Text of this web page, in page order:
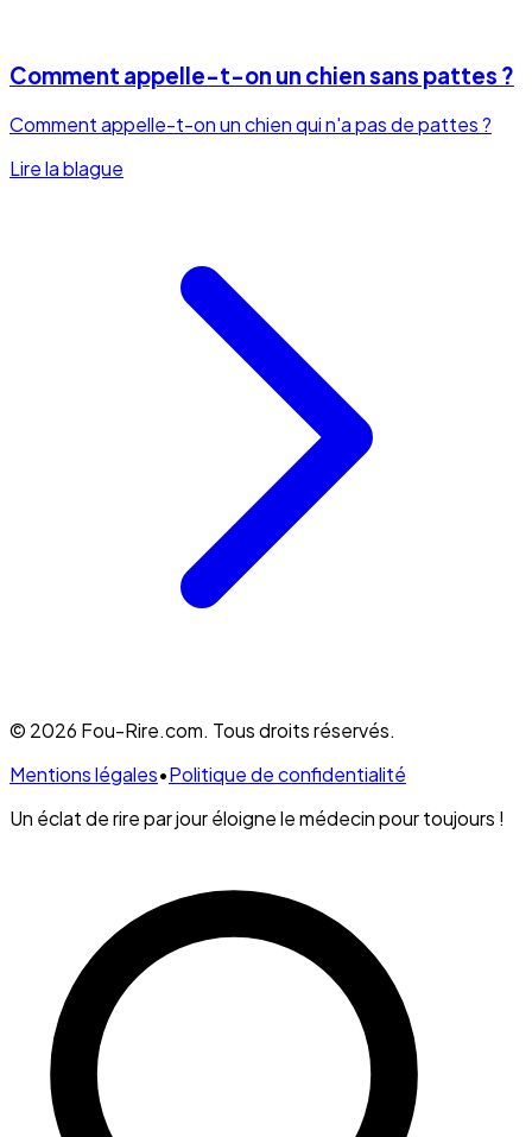
Comment appelle-t-on un chien sans pattes ?
Comment appelle-t-on un chien qui n'a pas de pattes ?
Lire la blague
© 2026 Fou-Rire.com. Tous droits réservés.
Mentions légales•Politique de confidentialité
Un éclat de rire par jour éloigne le médecin pour toujours !